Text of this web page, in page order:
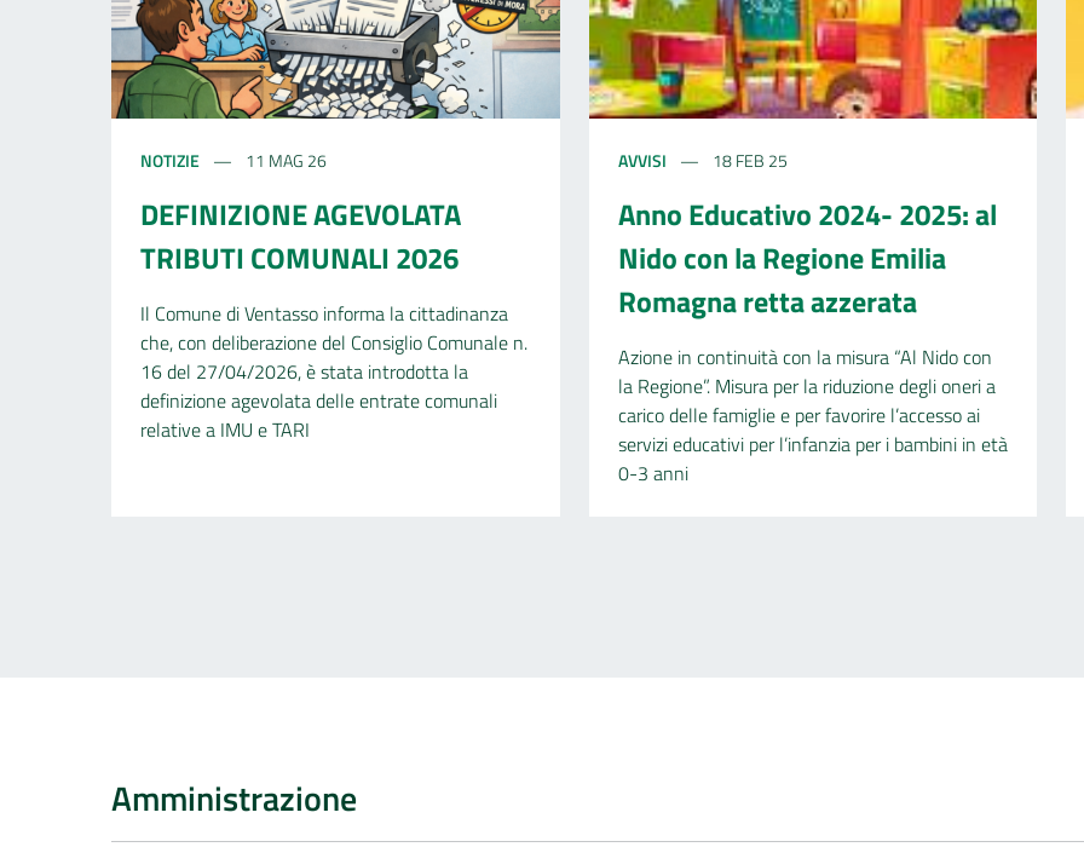
NOTIZIE 11 MAG 26
DEFINIZIONE AGEVOLATA
TRIBUTI COMUNALI 2026
Il Comune di Ventasso informa la cittadinanza
che, con deliberazione del Consiglio Comunale n.
16 del 27/04/2026, è stata introdotta la
definizione agevolata delle entrate comunali
relative a IMU e TARI
AVVISI 18 FEB 25
Anno Educativo 2024- 2025: al
Nido con la Regione Emilia
Romagna retta azzerata
Azione in continuità con la misura “Al Nido con
la Regione”. Misura per la riduzione degli oneri a
carico delle famiglie e per favorire l’accesso ai
servizi educativi per l’infanzia per i bambini in età
0-3 anni
Amministrazione